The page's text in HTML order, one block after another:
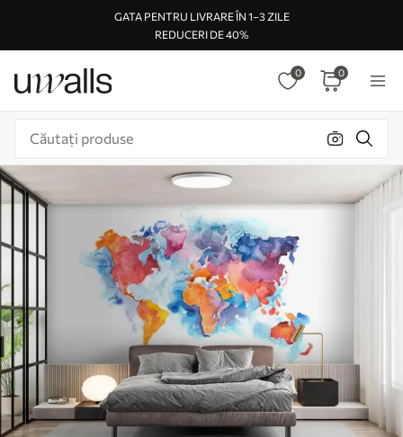
GATA PENTRU LIVRARE ÎN 1–3 ZILE
REDUCERI DE 40%
0 0